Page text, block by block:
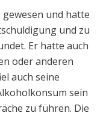
und hatte
und zu
Er hatte auch
oder anderen
auch seine
sein
zu führen. Die